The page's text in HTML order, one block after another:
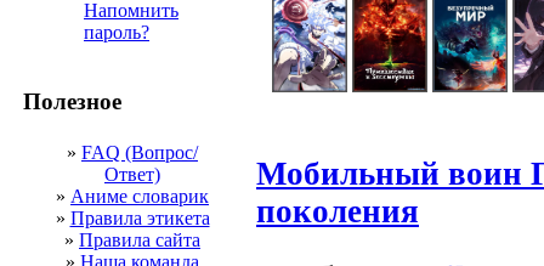
Напомнить
пароль?
Полезное
» FAQ (Вопрос/
Ответ)
» Аниме словарик
» Правила этикета
» Правила сайта
» Наша команда
Мобильный воин
поколения